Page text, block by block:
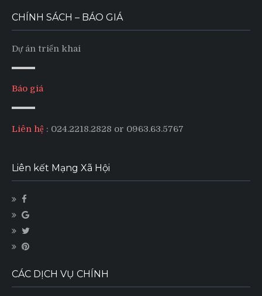
CHÍNH SÁCH – BÁO GIÁ
Dự án triển khai
Báo giá
Liên hệ : 024.2218.2828 or 0963.63.5767
Liên kết Mạng Xã Hội
CÁC DỊCH VỤ CHÍNH